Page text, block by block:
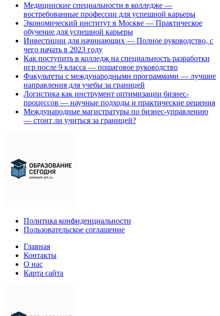
Медицинские специальности в колледже —
востребованные профессии для успешной карьеры
Экономический институт в Москве — Практическое
обучение для успешной карьеры
Инвестиции для начинающих — Полное руководство, с
чего начать в 2023 году
Как поступить в колледж на специальность разработки
игр после 9 класса — пошаговое руководство
Факультеты с международными программами — лучшие
направления для учебы за границей
Логистика как инструмент оптимизации бизнес-
процессов — научные подходы и практические решения
Международные магистратуры по бизнес-управлению
— стоит ли учиться за границей?
Политика конфиденциальности
Пользовательское соглашение
Главная
Контакты
О нас
Карта сайта